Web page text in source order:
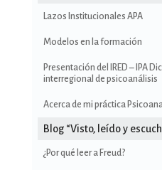
Lazos Institucionales APA
Modelos en la formación
Presentación del IRED – IPA
interregional de psicoanálisis
Acerca de mi práctica
Blog “Visto, leído y
¿Por qué leer a Freud?